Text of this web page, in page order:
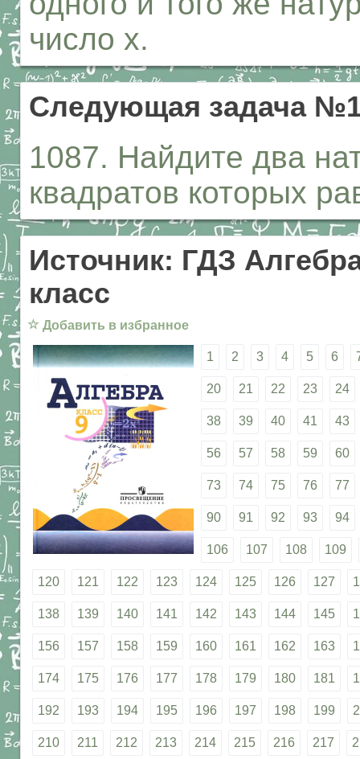
число х.
Следующая задача
1087. Найдите два
квадратов которых
Источник: ГДЗ
класс
☆ Добавить в избранное
1 2 3 4 5 6
20 21 22 23 24
38 39 40 41 43
56 57 58 59 60
73 74 75 76 77
90 91 92 93 94
106 107 108 109
120 121 122 123 124 125 126 127
138 139 140 141 142 143 144 145
156 157 158 159 160 161 162 163
174 175 176 177 178 179 180 181
192 193 194 195 196 197 198 199
210 211 212 213 214 215 216 217